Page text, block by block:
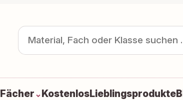
Fächer⌄KostenlosLieblingsprodukte